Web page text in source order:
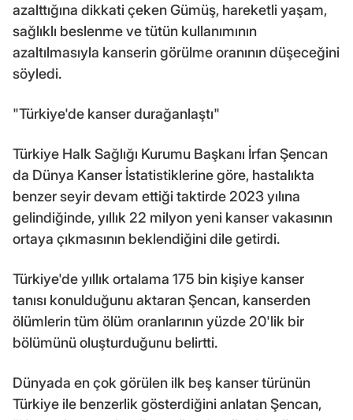
azalttığına dikkati çeken Gümüş, hareketli yaşam,
sağlıklı beslenme ve tütün kullanımının
azaltılmasıyla kanserin görülme oranının düşeceğini
söyledi.
"Türkiye'de kanser durağanlaştı"
Türkiye Halk Sağlığı Kurumu Başkanı İrfan Şencan
da Dünya Kanser İstatistiklerine göre, hastalıkta
benzer seyir devam ettiği taktirde 2023 yılına
gelindiğinde, yıllık 22 milyon yeni kanser vakasının
ortaya çıkmasının beklendiğini dile getirdi.
Türkiye'de yıllık ortalama 175 bin kişiye kanser
tanısı konulduğunu aktaran Şencan, kanserden
ölümlerin tüm ölüm oranlarının yüzde 20'lik bir
bölümünü oluşturduğunu belirtti.
Dünyada en çok görülen ilk beş kanser türünün
Türkiye ile benzerlik gösterdiğini anlatan Şencan,